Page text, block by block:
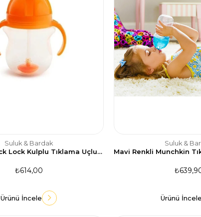
Suluk & Bardak
Munchkin Click Lock Kulplu Tıklama Uçlu Sızdırmaz Bardak 207ml-Turuncu
₺614,00
Ürünü İncele
Suluk &
Ürünü